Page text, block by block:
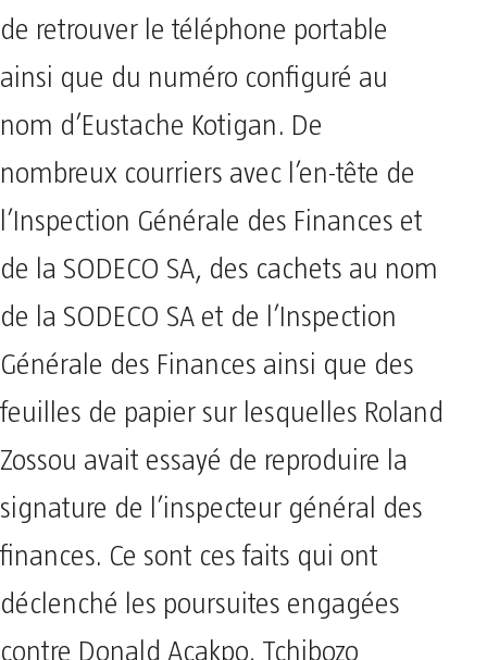
de retrouver le téléphone portable
ainsi que du numéro configuré au
nom d’Eustache Kotigan. De
nombreux courriers avec l’en-tête de
l’Inspection Générale des Finances et
de la SODECO SA, des cachets au nom
de la SODECO SA et de l’Inspection
Générale des Finances ainsi que des
feuilles de papier sur lesquelles Roland
Zossou avait essayé de reproduire la
signature de l’inspecteur général des
finances. Ce sont ces faits qui ont
déclenché les poursuites engagées
contre Donald Acakpo, Tchibozo